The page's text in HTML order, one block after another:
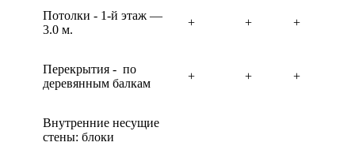
Потолки - 1-й этаж —
3.0 м.
+ + +
Перекрытия - по
деревянным балкам
+ + +
Внутренние несущие
стены: блоки